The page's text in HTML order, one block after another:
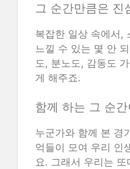
그 순간만큼은 진
복잡한 일상 속에서,
느낄 수 있는 몇 안
도, 분노도, 감동도
게 해주죠.
함께 하는 그 순
누군가와 함께 본 경
억들이 모여 우리 인
요. 그래서 우리는